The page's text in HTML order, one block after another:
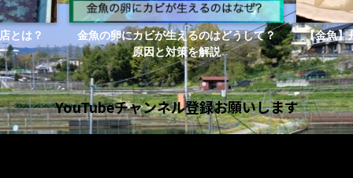
とは？
金魚の卵にカビが生えるのはどうして？
原因と対策を解説
【金魚】
YouTubeチャンネル登録お願いします